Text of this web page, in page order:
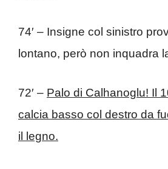
74′ – Insigne col sinistro
lontano, però non inquadra
72′ – Palo di Calhanoglu! Il
calcia basso col destro da
il legno.